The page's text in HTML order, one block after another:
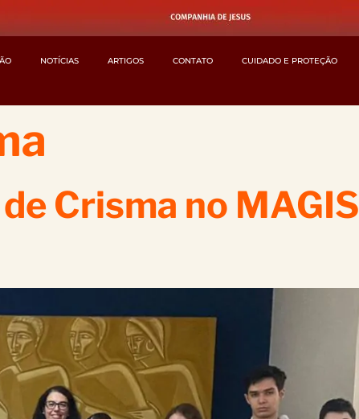
NOTÍCIAS ARTIGOS CONTATO CUIDADO E PROTEÇÃO
Crisma no MAGIS